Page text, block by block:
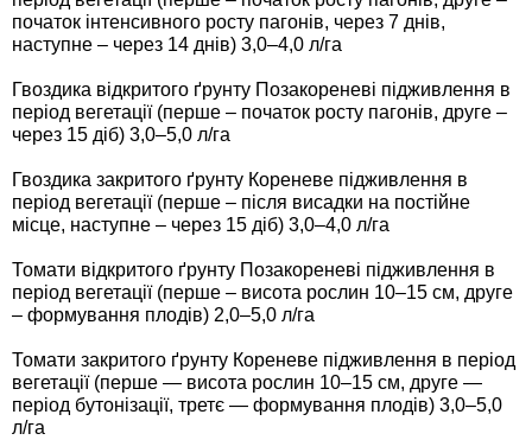
початок інтенсивного росту пагонів, через 7 днів,
наступне – через 14 днів) 3,0–4,0 л/га
Гвоздика відкритого ґрунту Позакореневі підживлення в
період вегетації (перше – початок росту пагонів, друге –
через 15 діб) 3,0–5,0 л/га
Гвоздика закритого ґрунту Кореневе підживлення в
період вегетації (перше – після висадки на постійне
місце, наступне – через 15 діб) 3,0–4,0 л/га
Томати відкритого ґрунту Позакореневі підживлення в
період вегетації (перше – висота рослин 10–15 см, друге
– формування плодів) 2,0–5,0 л/га
Томати закритого ґрунту Кореневе підживлення в період
вегетації (перше — висота рослин 10–15 см, друге —
період бутонізації, третє — формування плодів) 3,0–5,0
л/га